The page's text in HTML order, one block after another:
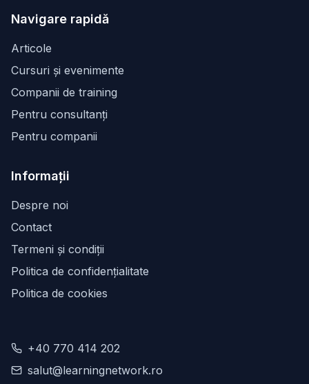
Navigare rapidă
Articole
Cursuri și evenimente
Companii de training
Pentru consultanți
Pentru companii
Informații
Despre noi
Contact
Termeni și condiții
Politica de confidențialitate
Politica de cookies
+40 770 414 202
salut@learningnetwork.ro